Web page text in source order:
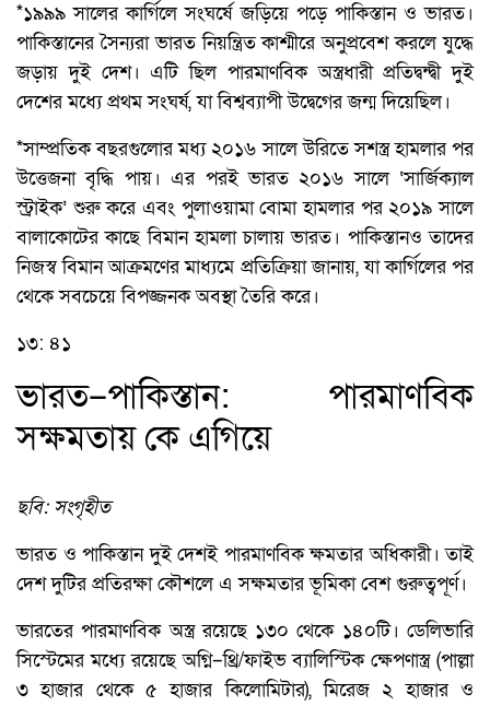
*১৯৯৯ সালের কার্গিলে সংঘর্ষে জড়িয়ে পড়ে পাকিস্তান ও ভারত।
পাকিস্তানের সৈন্যরা ভারত নিয়ন্ত্রিত কাশ্মীরে অনুপ্রবেশ করলে যুদ্ধে
জড়ায় দুই দেশ। এটি ছিল পারমাণবিক অস্ত্রধারী প্রতিদ্বন্দ্বী দুই
দেশের মধ্যে প্রথম সংঘর্ষ, যা বিশ্বব্যাপী উদ্বেগের জন্ম দিয়েছিল।
*সাম্প্রতিক বছরগুলোর মধ্য ২০১৬ সালে উরিতে সশস্ত্র হামলার পর
উত্তেজনা বৃদ্ধি পায়। এর পরই ভারত ২০১৬ সালে ‘সার্জিক্যাল
স্ট্রাইক’ শুরু করে এবং পুলাওয়ামা বোমা হামলার পর ২০১৯ সালে
বালাকোটের কাছে বিমান হামলা চালায় ভারত। পাকিস্তানও তাদের
নিজস্ব বিমান আক্রমণের মাধ্যমে প্রতিক্রিয়া জানায়, যা কার্গিলের পর
থেকে সবচেয়ে বিপজ্জনক অবস্থা তৈরি করে।
১৩: ৪১
ভারত–পাকিস্তান: পারমাণবিক
সক্ষমতায় কে এগিয়ে
ছবি: সংগৃহীত
ভারত ও পাকিস্তান দুই দেশই পারমাণবিক ক্ষমতার অধিকারী। তাই
দেশ দুটির প্রতিরক্ষা কৌশলে এ সক্ষমতার ভূমিকা বেশ গুরুত্বপূর্ণ।
ভারতের পারমাণবিক অস্ত্র রয়েছে ১৩০ থেকে ১৪০টি। ডেলিভারি
সিস্টেমের মধ্যে রয়েছে অগ্নি–থ্রি/ফাইভ ব্যালিস্টিক ক্ষেপণাস্ত্র (পাল্লা
৩ হাজার থেকে ৫ হাজার কিলোমিটার), মিরেজ ২ হাজার ও